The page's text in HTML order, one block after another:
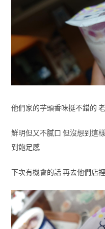
他們家的芋頭香味挺不錯的
鮮明但又不膩口 但沒想到這
到飽足感
下次有機會的話 再去他們店